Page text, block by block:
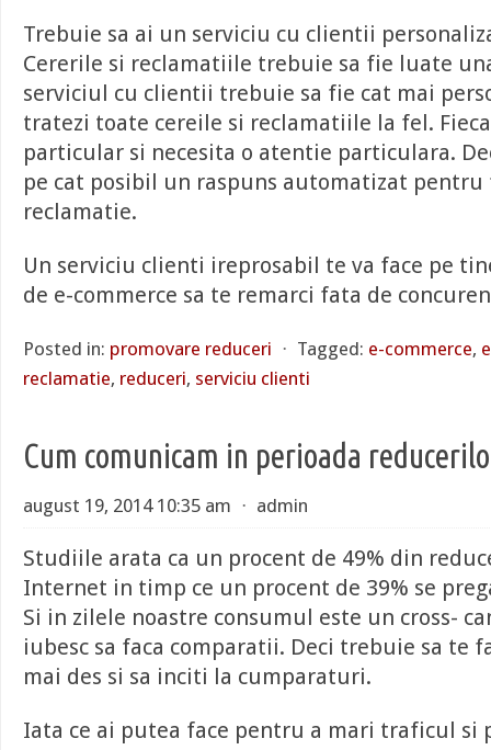
Trebuie sa ai un serviciu cu clientii
Cererile si reclamatiile trebuie sa fie luate
serviciul cu clientii trebuie sa fie cat mai
tratezi toate cereile si reclamatiile la fel.
particular si necesita o atentie particulara.
pe cat posibil un raspuns automatizat pentru
reclamatie.
Un serviciu clienti ireprosabil te va face pe
de e-commerce sa te remarci fata de
Posted in: promovare reduceri ⋅ Tagged: e-commerce,
reclamatie, reduceri, serviciu clienti
Cum comunicam in perioada
august 19, 2014 10:35 am ⋅ admin
Studiile arata ca un procent de 49% din
Internet in timp ce un procent de 39% se
Si in zilele noastre consumul este un cross-
iubesc sa faca comparatii. Deci trebuie sa te
mai des si sa inciti la cumparaturi.
Iata ce ai putea face pentru a mari traficul si